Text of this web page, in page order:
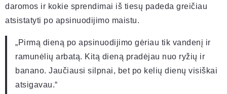
daromos ir kokie sprendimai iš tiesų padeda greičiau
atsistatyti po apsinuodijimo maistu.
„Pirmą dieną po apsinuodijimo gėriau tik vandenį ir
ramunėlių arbatą. Kitą dieną pradėjau nuo ryžių ir
banano. Jaučiausi silpnai, bet po kelių dienų visiškai
atsigavau.“